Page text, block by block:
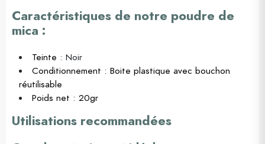
Caractéristiques de notre poudre de
mica :
Teinte : Noir
Conditionnement : Boite plastique avec bouchon
réutilisable
Poids net : 20gr
Utilisations recommandées